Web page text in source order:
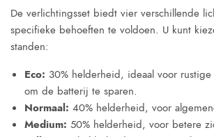
De verlichtingsset biedt vier verschillende
specifieke behoeften te voldoen. U kunt
standen:
Eco: 30% helderheid, ideaal voor
om de batterij te sparen.
Normaal: 40% helderheid, voor
Medium: 50% helderheid, voor betere